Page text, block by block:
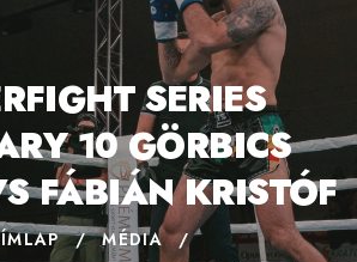
SERIES
10 GÖRBICS
FÁBIÁN KRISTÓF
/ MÉDIA
/